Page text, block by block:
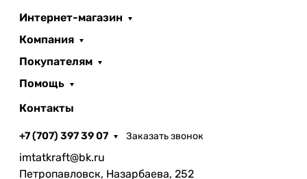
Интернет-магазин
Компания
Покупателям
Помощь
Контакты
+7 (707) 397 39 07 Заказать звонок
imtatkraft@bk.ru
Петропавловск, Назарбаева, 252